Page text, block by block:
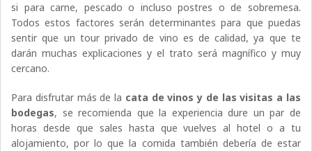
si para carne, pescado o incluso postres o de sobremesa.
Todos estos factores serán determinantes para que puedas
sentir que un tour privado de vino es de calidad, ya que te
darán muchas explicaciones y el trato será magnífico y muy
cercano.
Para disfrutar más de la cata de vinos y de las visitas a las
bodegas, se recomienda que la experiencia dure un par de
horas desde que sales hasta que vuelves al hotel o a tu
alojamiento, por lo que la comida también debería de estar